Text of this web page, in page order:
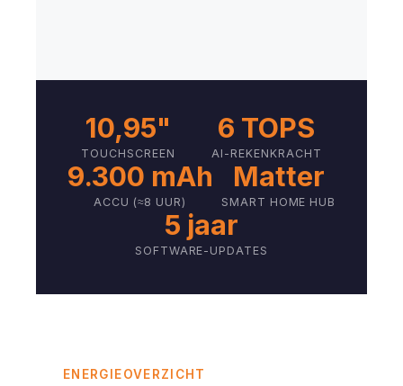
10,95"
TOUCHSCREEN
6 TOPS
AI-REKENKRACHT
9.300 mAh
ACCU (≈8 UUR)
Matter
SMART HOME HUB
5 jaar
SOFTWARE-UPDATES
ENERGIEOVERZICHT